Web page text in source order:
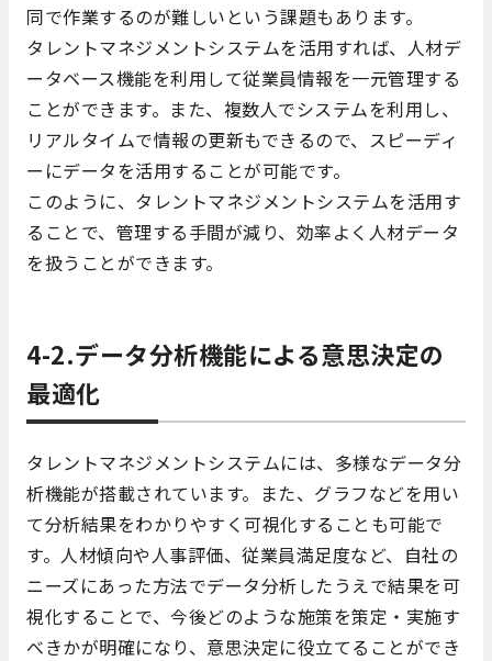
同で作業するのが難しいという課題もあります。
タレントマネジメントシステムを活用すれば、人材デ
ータベース機能を利用して従業員情報を一元管理する
ことができます。また、複数人でシステムを利用し、
リアルタイムで情報の更新もできるので、スピーディ
ーにデータを活用することが可能です。
このように、タレントマネジメントシステムを活用す
ることで、管理する手間が減り、効率よく人材データ
を扱うことができます。
4-2.データ分析機能による意思決定の
最適化
タレントマネジメントシステムには、多様なデータ分
析機能が搭載されています。また、グラフなどを用い
て分析結果をわかりやすく可視化することも可能で
す。人材傾向や人事評価、従業員満足度など、自社の
ニーズにあった方法でデータ分析したうえで結果を可
視化することで、今後どのような施策を策定・実施す
べきかが明確になり、意思決定に役立てることができ